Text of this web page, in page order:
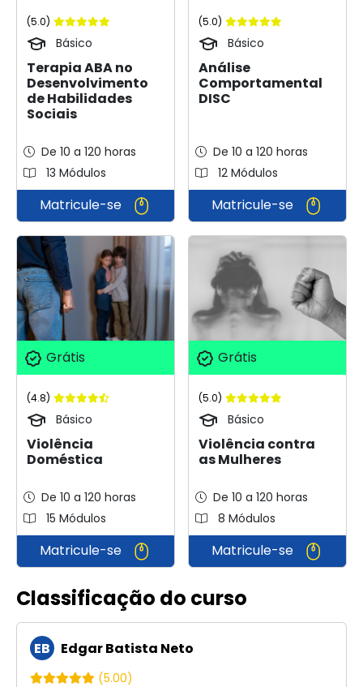
(5.0)
Básico
Terapia ABA no
Desenvolvimento
de Habilidades
Sociais
De 10 a 120 horas
13 Módulos
Matricule-se
(5.0)
Básico
Análise
Comportamental
DISC
De 10 a 120 horas
12 Módulos
Matricule-se
Grátis
(4.8)
Básico
Violência
Doméstica
De 10 a 120 horas
15 Módulos
Matricule-se
Grátis
(5.0)
Básico
Violência contra
as Mulheres
De 10 a 120 horas
8 Módulos
Matricule-se
Classificação do curso
EB Edgar Batista Neto
(5.00)